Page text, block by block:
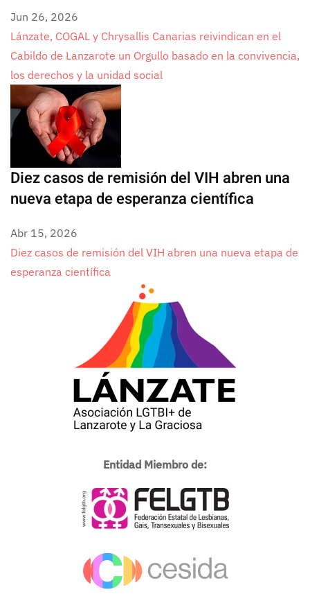
Jun 26, 2026
Lánzate, COGAL y Chrysallis Canarias reivindican en el
Cabildo de Lanzarote un Orgullo basado en la convivencia,
los derechos y la unidad social
Diez casos de remisión del VIH abren una
nueva etapa de esperanza científica
Abr 15, 2026
Diez casos de remisión del VIH abren una nueva etapa de
esperanza científica
Entidad Miembro de: